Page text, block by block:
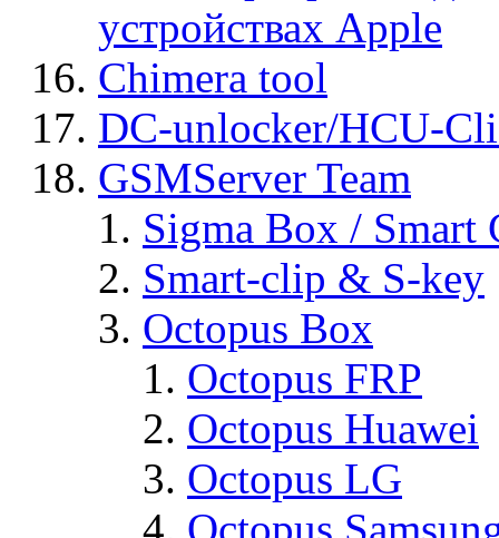
устройствах Apple
Chimera tool
DC-unlocker/HCU-
GSMServer Team
Sigma Box / Smart
Smart-clip & S-key
Octopus Box
Octopus FRP
Octopus Huawei
Octopus LG
Octopus